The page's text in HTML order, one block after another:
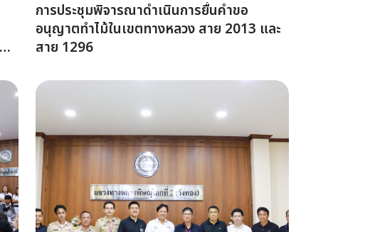
การประชุมพิจารณาดำเนินการยื่นคำขอ
อนุญาตทำไม้ในเขตทางหลวง สาย 2013 และ
สาย 1296